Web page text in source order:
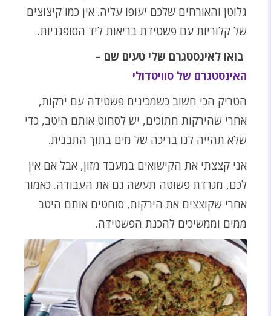
גלוטן והאורחים שלכם יעופו עליה. אין כמו קיצוצים
של קלוריות עם פשטידת בריאות ליד הסופגניות.
בואו לאינסטגרם שלי טעים שם –
האינסטגרם של סוויטדולי
הטריק הכי חשוב כשמכינים פשטידה עם ירקות,
אחרי שהירקות חתוכים, יש לסחוט אותם היטב, כדי
שלא תהייה לנו בריכה של מים בתוך התבנית.
אני קצצתי את הקישואים במעבד מזון, אבל אם אין
לכם, מגרדת פשוטה תעשה גם את העבודה. כאמור
אחרי שקוצצים את הירקות, סוחטים אותם היטב
ממים וממשיכים להכנת הפשטידה.